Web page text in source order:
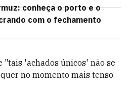
conheça o porto e o
com o fechamento
"tais 'achados únicos' não se
no momento mais tenso